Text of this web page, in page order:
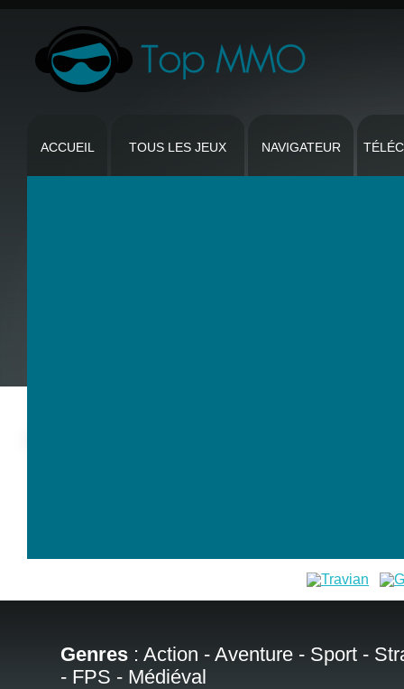
ACCUEIL TOUS LES JEUX NAVIGATEUR
Genres : Action - Aventure - Sport -
- FPS - Médiéval